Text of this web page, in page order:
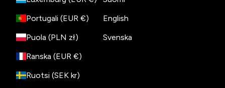
Portugali (EUR €)
Puola (PLN zł)
Ranska (EUR €)
Ruotsi (SEK kr)
English
Svenska